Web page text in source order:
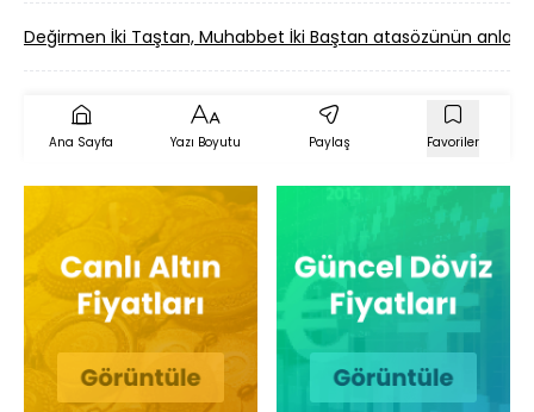
Değirmen İki Taştan, Muhabbet İki Baştan atasözünün
Ana Sayfa Yazı Boyutu Paylaş Favoriler